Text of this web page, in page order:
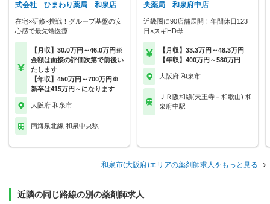
式会社 ひまわり薬局 和泉店
在宅×研修×挑戦！グループ基盤の安
心感で最先端医療…
【月収】30.0万円～46.0万円※
金額は面接の評価次第で前後い
たします
【年収】450万円～700万円※
新卒は415万円～になります
大阪府 和泉市
南海泉北線 和泉中央駅
央薬局 和泉府中店
近畿圏に90店舗展開！年間休日123
日×スギHD母…
【月収】33.3万円～48.3万円
【年収】400万円～580万円
大阪府 和泉市
ＪＲ阪和線(天王寺－和歌山) 和
泉府中駅
和泉市(大阪府)エリアの薬剤師求人をもっと見る
近隣の同じ路線の別の薬剤師求人